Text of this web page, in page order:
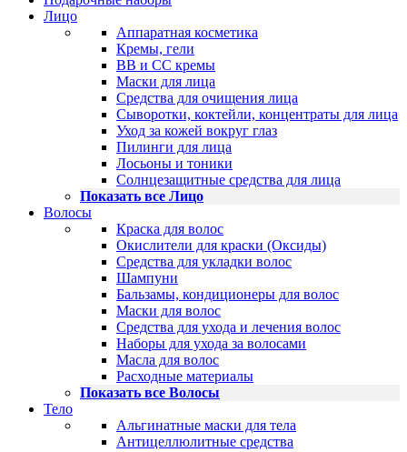
Лицо
Аппаратная косметика
Кремы, гели
BB и CC кремы
Маски для лица
Средства для очищения лица
Сыворотки, коктейли, концентраты для лица
Уход за кожей вокруг глаз
Пилинги для лица
Лосьоны и тоники
Солнцезащитные средства для лица
Показать все Лицо
Волосы
Краска для волос
Окислители для краски (Оксиды)
Средства для укладки волос
Шампуни
Бальзамы, кондиционеры для волос
Маски для волос
Средства для ухода и лечения волос
Наборы для ухода за волосами
Масла для волос
Расходные материалы
Показать все Волосы
Тело
Альгинатные маски для тела
Антицеллюлитные средства